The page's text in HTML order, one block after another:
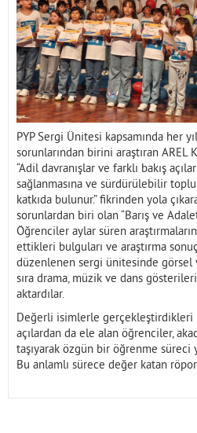
PYP Sergi Ünitesi kapsamında her
sorunlarından birini araştıran AREL
“Adil davranışlar ve farklı bakış
sağlanmasına ve sürdürülebilir
katkıda bulunur.” fikrinden yola
sorunlardan biri olan “Barış ve
Öğrenciler aylar süren
ettikleri bulguları ve araştırma
düzenlenen sergi ünitesinde görsel
sıra drama, müzik ve dans
aktardılar.
Değerli isimlerle gerçekleştirdikleri
açılardan da ele alan öğrenciler,
taşıyarak özgün bir öğrenme süreci
Bu anlamlı sürece değer katan